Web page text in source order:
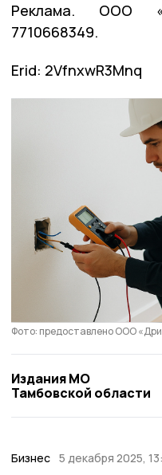
Реклама. ООО
7710668349.
Erid: 2VfnxwR3Mnq
Фото: предоставлено ООО
Издания МО
Тамбовской области
Бизнес 5 декабря 2025,